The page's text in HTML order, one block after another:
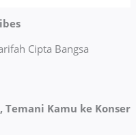
Cipta Bangsa
Kamu ke Konser